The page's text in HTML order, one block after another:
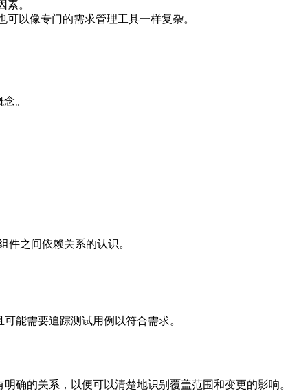
。
以像专门的需求管理工具一样复杂。
。
件之间依赖关系的认识。
能需要追踪测试用例以符合需求。
确的关系，以便可以清楚地识别覆盖范围和变更的影响。